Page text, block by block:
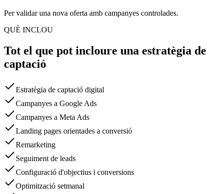
Per validar una nova oferta amb campanyes controlades.
QUÈ INCLOU
Tot el que pot incloure una estratègia de
captació
Estratègia de captació digital
Campanyes a Google Ads
Campanyes a Meta Ads
Landing pages orientades a conversió
Remarketing
Seguiment de leads
Configuració d'objectius i conversions
Optimització setmanal